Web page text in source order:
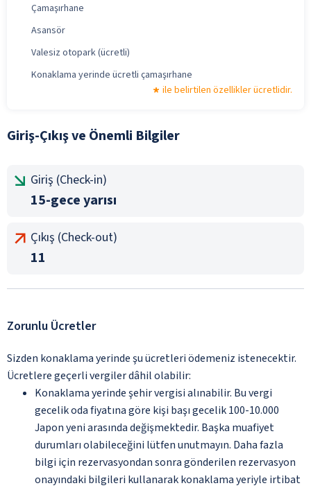
Çamaşırhane
Asansör
Valesiz otopark (ücretli)
Konaklama yerinde ücretli çamaşırhane
ile belirtilen özellikler ücretlidir.
Giriş-Çıkış ve Önemli Bilgiler
Giriş (Check-in)
15-gece yarısı
Çıkış (Check-out)
11
Zorunlu Ücretler
Sizden konaklama yerinde şu ücretleri ödemeniz istenecektir.
Ücretlere geçerli vergiler dâhil olabilir:
Konaklama yerinde şehir vergisi alınabilir. Bu vergi
gecelik oda fiyatına göre kişi başı gecelik 100-10.000
Japon yeni arasında değişmektedir. Başka muafiyet
durumları olabileceğini lütfen unutmayın. Daha fazla
bilgi için rezervasyondan sonra gönderilen rezervasyon
onayındaki bilgileri kullanarak konaklama yeriyle irtibat